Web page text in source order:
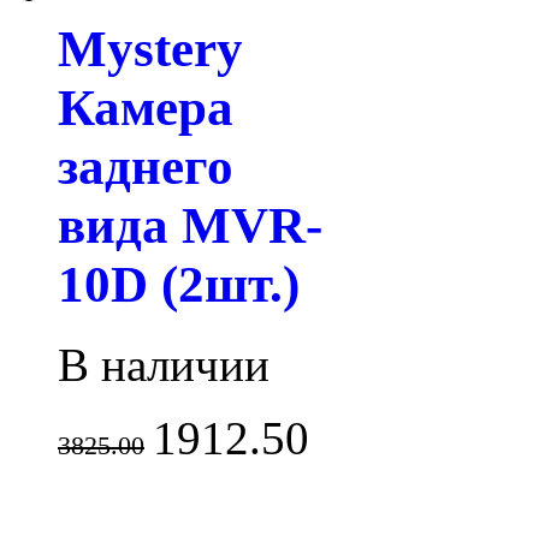
Mystery
Камера
заднего
вида MVR-
10D (2шт.)
В наличии
3825.00 1912.50